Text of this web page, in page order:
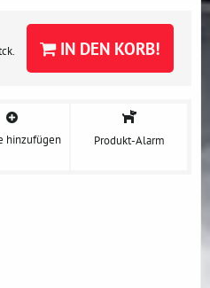
IN DEN KORB!
hinzufügen Produkt-Alarm